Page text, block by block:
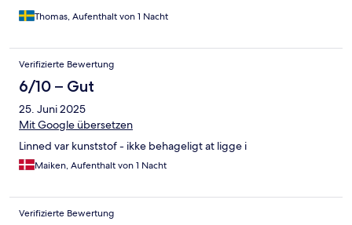
Thomas, Aufenthalt von 1 Nacht
Verifizierte Bewertung
6/10 – Gut
25. Juni 2025
Mit Google übersetzen
Linned var kunststof - ikke behageligt at ligge i
Maiken, Aufenthalt von 1 Nacht
Verifizierte Bewertung